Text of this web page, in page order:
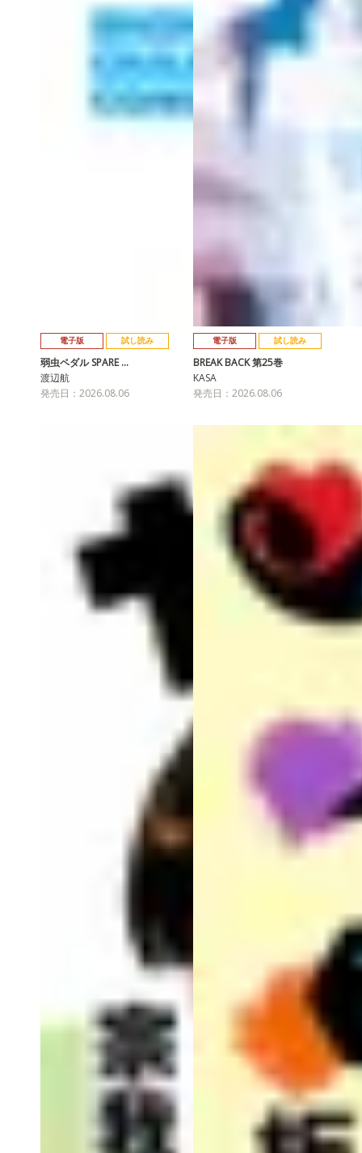
電子版 試し読み
弱虫ペダル SPARE …
渡辺航
発売日：2026.08.06
電子版 試し読み
BREAK BACK 第25巻
KASA
発売日：2026.08.06